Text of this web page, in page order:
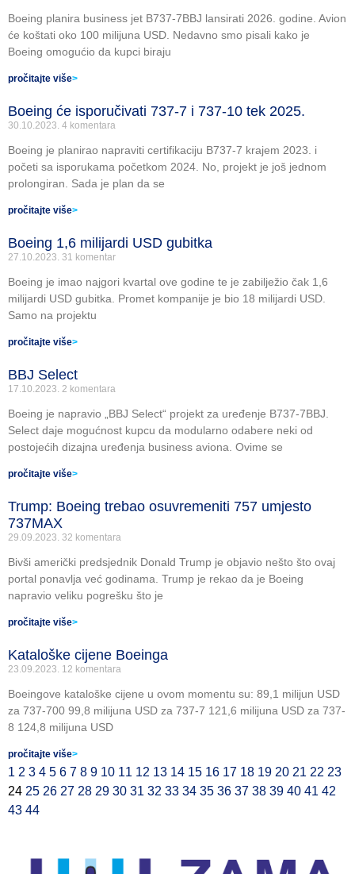
Boeing planira business jet B737-7BBJ lansirati 2026. godine. Avion
će koštati oko 100 milijuna USD. Nedavno smo pisali kako je
Boeing omogućio da kupci biraju
pročitajte više>
Boeing će isporučivati 737-7 i 737-10 tek 2025.
30.10.2023. 4 komentara
Boeing je planirao napraviti certifikaciju B737-7 krajem 2023. i
početi sa isporukama početkom 2024. No, projekt je još jednom
prolongiran. Sada je plan da se
pročitajte više>
Boeing 1,6 milijardi USD gubitka
27.10.2023. 31 komentar
Boeing je imao najgori kvartal ove godine te je zabilježio čak 1,6
milijardi USD gubitka. Promet kompanije je bio 18 milijardi USD.
Samo na projektu
pročitajte više>
BBJ Select
17.10.2023. 2 komentara
Boeing je napravio „BBJ Select“ projekt za uređenje B737-7BBJ.
Select daje mogućnost kupcu da modularno odabere neki od
postojećih dizajna uređenja business aviona. Ovime se
pročitajte više>
Trump: Boeing trebao osuvremeniti 757 umjesto
737MAX
29.09.2023. 32 komentara
Bivši američki predsjednik Donald Trump je objavio nešto što ovaj
portal ponavlja već godinama. Trump je rekao da je Boeing
napravio veliku pogrešku što je
pročitajte više>
Kataloške cijene Boeinga
23.09.2023. 12 komentara
Boeingove kataloške cijene u ovom momentu su: 89,1 milijun USD
za 737-700 99,8 milijuna USD za 737-7 121,6 milijuna USD za 737-
8 124,8 milijuna USD
pročitajte više>
1 2 3 4 5 6 7 8 9 10 11 12 13 14 15 16 17 18 19 20 21 22 23
24 25 26 27 28 29 30 31 32 33 34 35 36 37 38 39 40 41 42
43 44